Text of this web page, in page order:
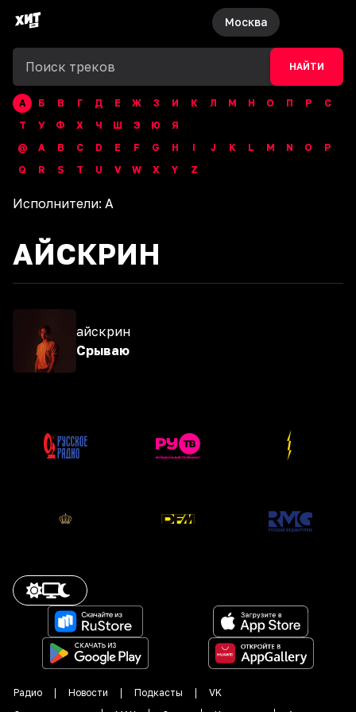
Москва
НАЙТИ
А Б В Г Д Е Ж З И К Л М Н О П Р
С
Т
У Ф Х Ч Ш Э Ю
Я
@
A B C D E F G H I J K L M N O
P
Q
R S T U V W X Y Z
Исполнители: А
АЙСКРИН
айскрин
Срываю
Радио Новости Подкасты
VK